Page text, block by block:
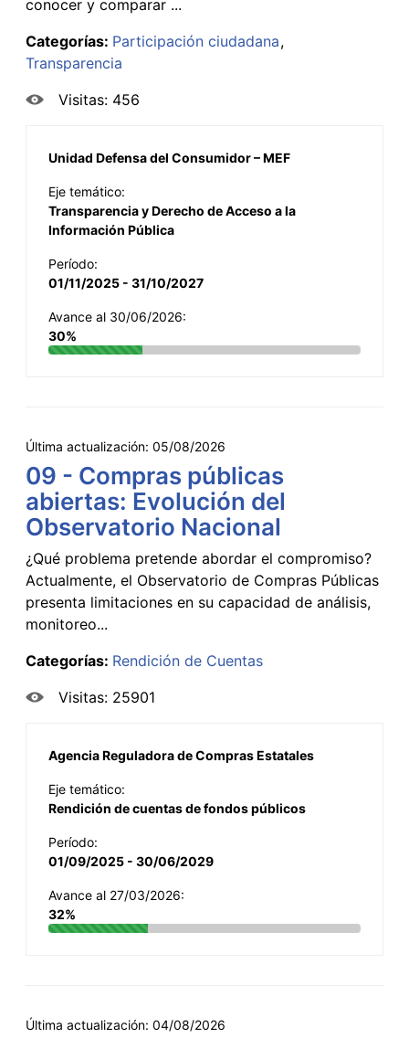
conocer y comparar ...
Categorías: Participación ciudadana
Transparencia
Visitas: 456
Unidad Defensa del Consumidor – MEF
Eje temático:
Transparencia y Derecho de Acceso a la
Información Pública
Período:
01/11/2025 - 31/10/2027
Avance al 30/06/2026:
30%
Última actualización: 05/08/2026
09 - Compras públicas
abiertas: Evolución del
Observatorio Nacional
¿Qué problema pretende abordar el compromiso?
Actualmente, el Observatorio de Compras Públicas
presenta limitaciones en su capacidad de análisis,
monitoreo...
Categorías: Rendición de Cuentas
Visitas: 25901
Agencia Reguladora de Compras Estatales
Eje temático:
Rendición de cuentas de fondos públicos
Período:
01/09/2025 - 30/06/2029
Avance al 27/03/2026:
32%
Última actualización: 04/08/2026